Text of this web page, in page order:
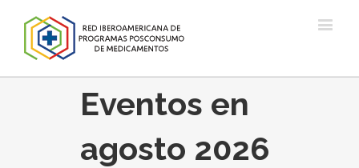
Eventos en
agosto 2026